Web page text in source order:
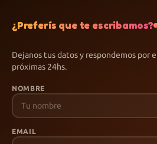
¿Preferís que te escribamos?
Dejanos tus datos y respondemos por
próximas 24hs.
NOMBRE
EMAIL